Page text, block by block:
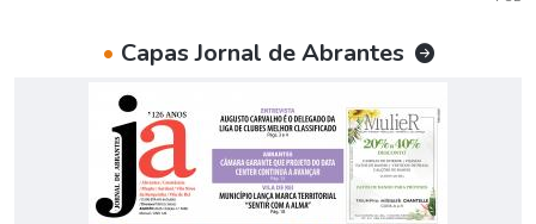
• Capas Jornal de Abrantes